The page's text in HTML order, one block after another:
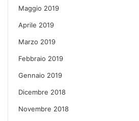
Maggio 2019
Aprile 2019
Marzo 2019
Febbraio 2019
Gennaio 2019
Dicembre 2018
Novembre 2018